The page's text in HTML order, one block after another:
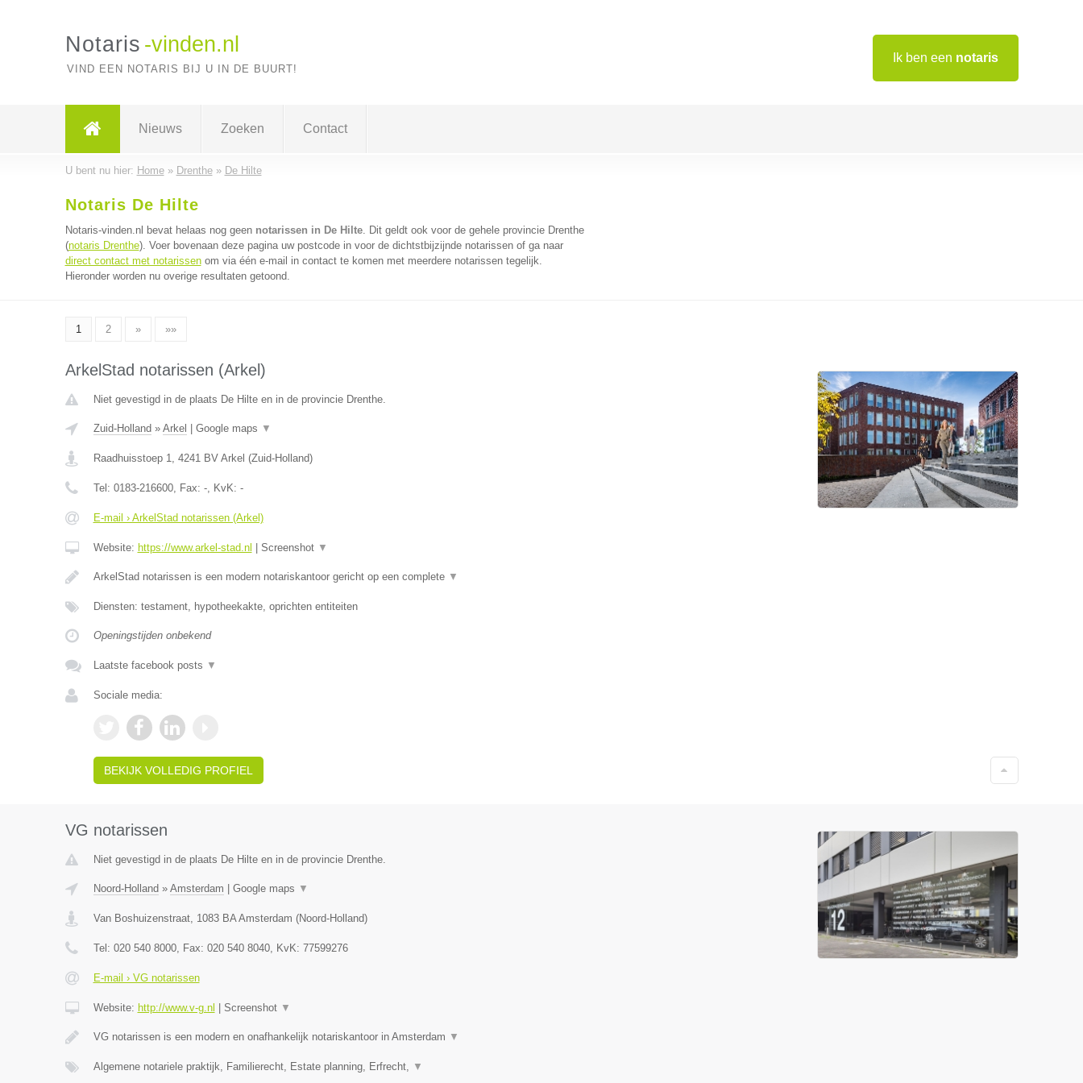
Ik ben een notaris
Notaris -vinden.nl
VIND EEN NOTARIS BIJ U IN DE BUURT!
Nieuws Zoeken Contact
U bent nu hier: Home» Drenthe» De Hilte
Notaris De Hilte
Notaris-vinden.nl bevat helaas nog geen notarissen in De Hilte. Dit geldt ook voor de gehele provincie Drenthe
(notaris Drenthe). Voer bovenaan deze pagina uw postcode in voor de dichtstbijzijnde notarissen of ga naar
direct contact met notarissenom via één e-mail in contact te komen met meerdere notarissen tegelijk.
Hieronder worden nu overige resultaten getoond.
1 2 » »»
ArkelStad notarissen (Arkel)
Niet gevestigd in de plaats De Hilte en in de provincie Drenthe.
Zuid-Holland » Arkel Google maps ▼
Raadhuisstoep 1, 4241 BV Arkel (Zuid-Holland)
Tel: 0183-216600, Fax: -, KvK: -
E-mail › ArkelStad notarissen (Arkel)
Website: https://www.arkel-stad.nl Screenshot ▼
ArkelStad notarissen is een modern notariskantoor gericht op een complete ▼
Diensten: testament, hypotheekakte, oprichten entiteiten
Openingstijden onbekend
Laatste facebook posts ▼
Sociale media:
BEKIJK VOLLEDIG PROFIEL
VG notarissen
Niet gevestigd in de plaats De Hilte en in de provincie Drenthe.
Noord-Holland » Amsterdam Google maps ▼
Van Boshuizenstraat, 1083 BA Amsterdam (Noord-Holland)
Tel: 020 540 8000, Fax: 020 540 8040, KvK: 77599276
E-mail › VG notarissen
Website: http://www.v-g.nl Screenshot ▼
VG notarissen is een modern en onafhankelijk notariskantoor in Amsterdam ▼
Algemene notariele praktijk, Familierecht, Estate planning, Erfrecht, ▼